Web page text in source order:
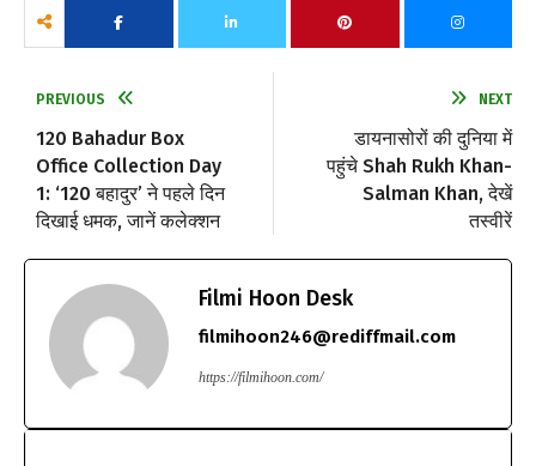
PREVIOUS
120 Bahadur Box
Office Collection Day
1: ‘120 बहादुर’ ने पहले दिन
दिखाई धमक, जानें कलेक्शन
NEXT
डायनासोरों की दुनिया में
पहुंचे Shah Rukh Khan-
Salman Khan, देखें
तस्वीरें
Filmi Hoon Desk
filmihoon246@rediffmail.com
https://filmihoon.com/